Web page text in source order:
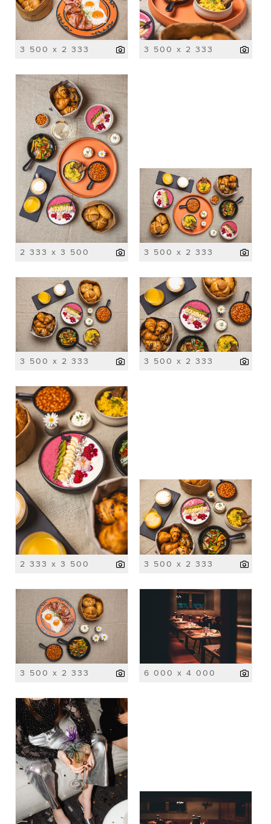
3 500 x 2 333 3 500 x 2 333
2 333 x 3 500 3 500 x 2 333
3 500 x 2 333 3 500 x 2 333
2 333 x 3 500 3 500 x 2 333
3 500 x 2 333 6 000 x 4 000